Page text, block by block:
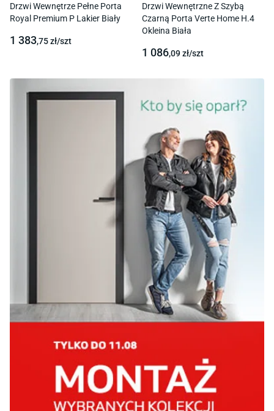
Drzwi Wewnętrze Pełne Porta
Royal Premium P Lakier Biały
1 383,75zł/szt
Drzwi Wewnętrzne Z Szybą
Czarną Porta Verte Home H.4
Okleina Biała
1 086,09zł/szt